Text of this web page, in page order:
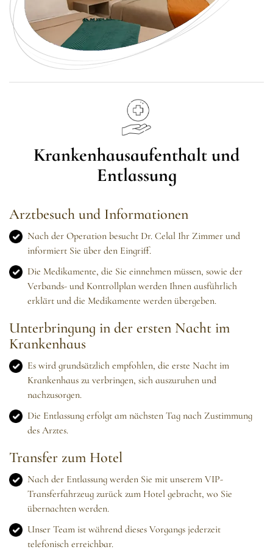
Krankenhausaufenthalt und
Entlassung
Arztbesuch und Informationen
Nach der Operation besucht Dr. Celal Ihr Zimmer und
informiert Sie über den Eingriff.
Die Medikamente, die Sie einnehmen müssen, sowie der
Verbands- und Kontrollplan werden Ihnen ausführlich
erklärt und die Medikamente werden übergeben.
Unterbringung in der ersten Nacht im
Krankenhaus
Es wird grundsätzlich empfohlen, die erste Nacht im
Krankenhaus zu verbringen, sich auszuruhen und
nachzusorgen.
Die Entlassung erfolgt am nächsten Tag nach Zustimmung
des Arztes.
Transfer zum Hotel
Nach der Entlassung werden Sie mit unserem VIP-
Transferfahrzeug zurück zum Hotel gebracht, wo Sie
übernachten werden.
Unser Team ist während dieses Vorgangs jederzeit
telefonisch erreichbar.